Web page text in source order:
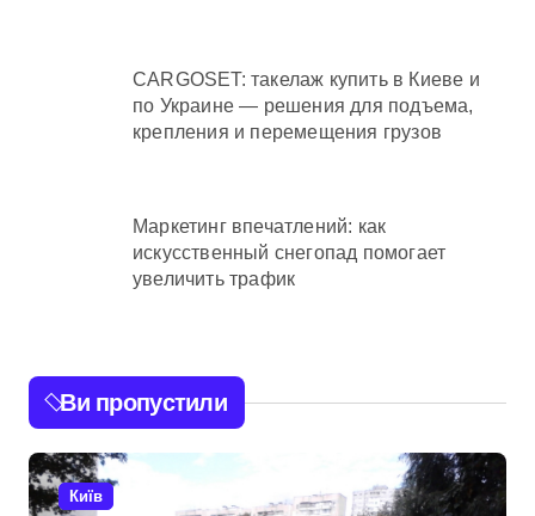
CARGOSET: такелаж купить в Киеве и
по Украине — решения для подъема,
крепления и перемещения грузов
Маркетинг впечатлений: как
искусственный снегопад помогает
увеличить трафик
Ви пропустили
Київ